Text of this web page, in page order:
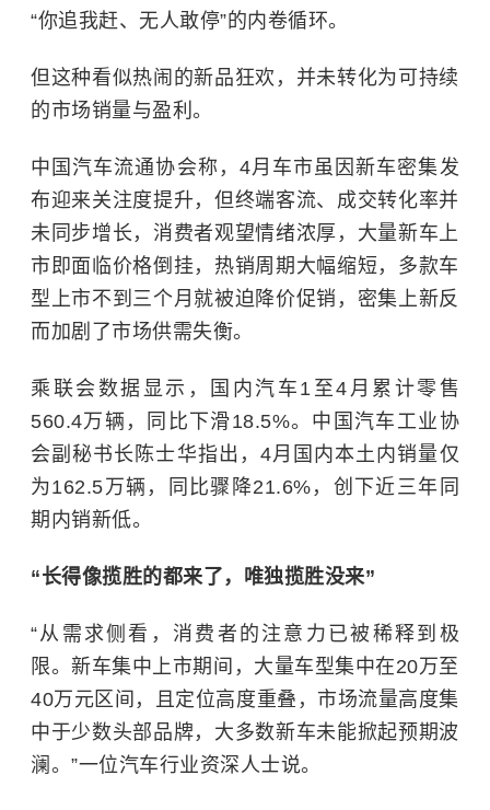
“你追我赶、无人敢停”的内卷循环。
但这种看似热闹的新品狂欢，并未转化为可持续
的市场销量与盈利。
中国汽车流通协会称，4月车市虽因新车密集发
布迎来关注度提升，但终端客流、成交转化率并
未同步增长，消费者观望情绪浓厚，大量新车上
市即面临价格倒挂，热销周期大幅缩短，多款车
型上市不到三个月就被迫降价促销，密集上新反
而加剧了市场供需失衡。
乘联会数据显示，国内汽车1至4月累计零售
560.4万辆，同比下滑18.5%。中国汽车工业协
会副秘书长陈士华指出，4月国内本土内销量仅
为162.5万辆，同比骤降21.6%，创下近三年同
期内销新低。
“长得像揽胜的都来了，唯独揽胜没来”
“从需求侧看，消费者的注意力已被稀释到极
限。新车集中上市期间，大量车型集中在20万至
40万元区间，且定位高度重叠，市场流量高度集
中于少数头部品牌，大多数新车未能掀起预期波
澜。”一位汽车行业资深人士说。